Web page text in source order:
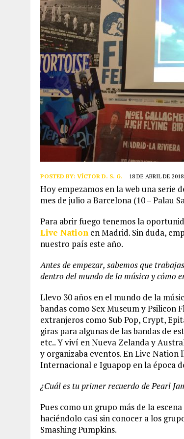
POSTED BY: VÍCTOR D. S. G. 18 DE ABRIL DE 2018
​Hoy empezamos en la web una serie
mes de julio a Barcelona (10 – Palau
Para abrir fuego tenemos la
Live Nation en Madrid. Sin duda,
nuestro país este año.
Antes de empezar, sabemos que
dentro del mundo de la música y cómo
Llevo 30 años en el mundo de la
bandas como Sex Museum y Psilicon
extranjeros como Sub Pop, Crypt,
giras para algunas de las bandas de
etc.. Y viví en Nueva Zelanda y
y organizaba eventos. En Live Nation
Internacional e Iguapop en la época
¿Cuál es tu primer recuerdo de Pearl
Pues como un grupo más de la
haciéndolo casi sin conocer a los
Smashing Pumpkins.